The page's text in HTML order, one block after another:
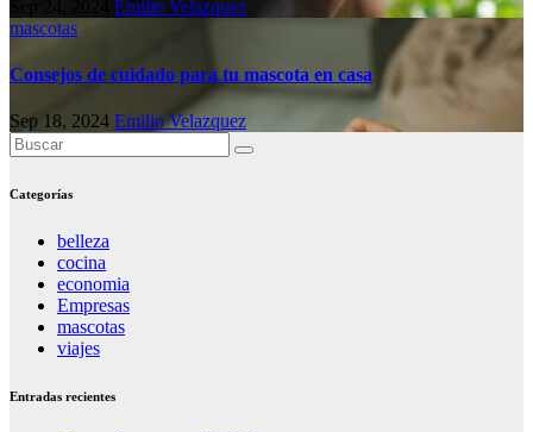
Emilio Velazquez
mascotas
Consejos de cuidado para tu mascota en casa
Sep 18, 2024 Emilio Velazquez
Categorías
belleza
cocina
economia
Empresas
mascotas
viajes
Entradas recientes